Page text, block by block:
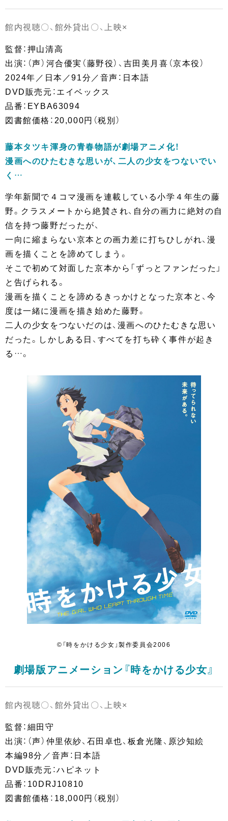
館内視聴〇、館外貸出〇、上映×
監督：押山清高
出演：（声）河合優実（藤野役）、吉田美月喜（京本役）
2024年／日本／91分／音声：日本語
DVD販売元：エイベックス
品番：EYBA63094
図書館価格：20,000円（税別）
藤本タツキ渾身の青春物語が劇場アニメ化！
漫画へのひたむきな思いが、二人の少女をつないでい
く…
学年新聞で４コマ漫画を連載している小学４年生の藤
野。クラスメートから絶賛され、自分の画力に絶対の自
信を持つ藤野だったが、
一向に縮まらない京本との画力差に打ちひしがれ、漫
画を描くことを諦めてしまう。
そこで初めて対面した京本から「ずっとファンだった」
と告げられる。
漫画を描くことを諦めるきっかけとなった京本と、今
度は一緒に漫画を描き始めた藤野。
二人の少女をつないだのは、漫画へのひたむきな思い
だった。しかしある日、すべてを打ち砕く事件が起き
る…。
©「時をかける少女」製作委員会2006
劇場版アニメーション『時をかける少女』
館内視聴〇、館外貸出〇、上映×
監督：細田守
出演：（声）仲里依紗、石田卓也、板倉光隆、原沙知絵
本編98分／音声：日本語
DVD販売元：ハピネット
品番：10DRJ10810
図書館価格：18,000円（税別）